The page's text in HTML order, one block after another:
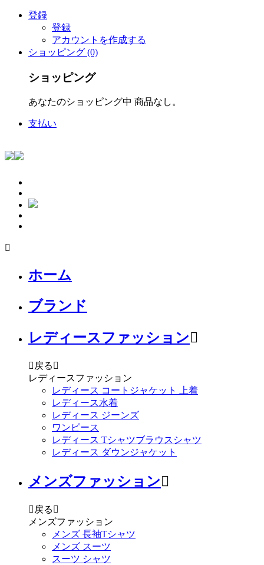
登録
登録
アカウントを作成する
ショッピング (0)
ショッピング
あなたのショッピング中 商品なし。
支払い

ホーム
ブランド
レディースファッション
 戻る 
レディースファッション
レディース コートジャケット 上着
レディース水着
レディース ジーンズ
ワンピース
レディース Tシャツブラウスシャツ
レディース ダウンジャケット
メンズファッション
 戻る 
メンズファッション
メンズ 長袖Tシャツ
メンズ スーツ
スーツ シャツ